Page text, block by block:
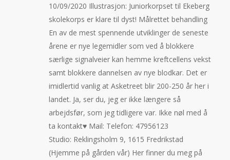
10/09/2020 Illustrasjon: Juniorkorpset til Ekeberg
skolekorps er klare til dyst! Målrettet behandling
En av de mest spennende utviklinger de seneste
årene er nye legemidler som ved å blokkere
særlige signalveier kan hemme kreftcellens vekst
samt blokkere dannelsen av nye blodkar. Det er
imidlertid vanlig at Asketreet blir 200-250 år her i
landet. Ja, ser du, jeg er ikke længere så
arbejdsfør, som jeg tidligere var. Ikke nøl med å
ta kontakt♥ Mail: Telefon: 47956123
Studio: Reklingsholm 9, 1615 Fredrikstad
(Hjemme på gården vår) Her finner du meg på